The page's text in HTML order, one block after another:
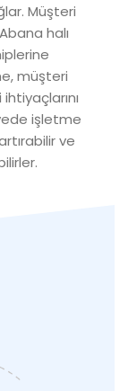
Müşteri
halı
müşteri
işletme
ve